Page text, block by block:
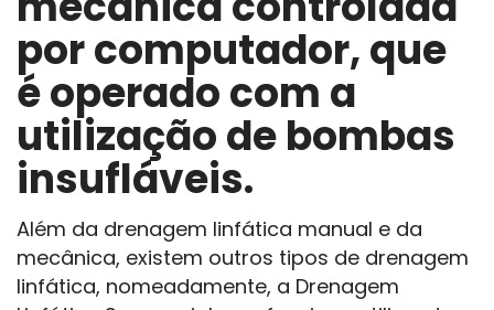
por computador, que
é operado com a
utilização de bombas
insufláveis.
Além da drenagem linfática manual e da
mecânica, existem outros tipos de drenagem
linfática, nomeadamente, a Drenagem